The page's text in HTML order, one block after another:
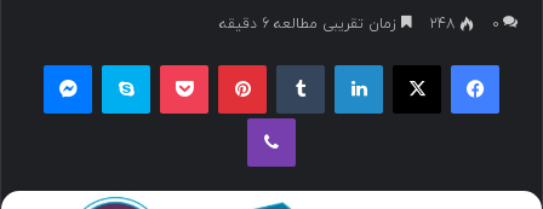
ا
ا
۰
248 زمان تقریبی مطالعه 6 دقیقه
فیسبوک ایکس لینکداین پینتریست پاکت اسکایپ
وایبر